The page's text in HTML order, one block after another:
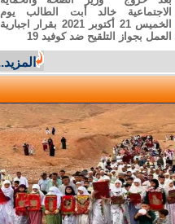
الاجتماعية خالد أبت الطالب يوم
الخميس 21 أكتوبر 2021 بقرار اجبارية
العمل بجواز التلقيح ضد كوفيد 19
المزيد...